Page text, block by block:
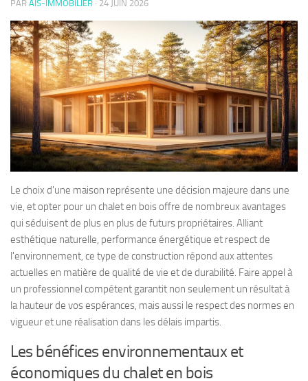
PAR AIS-IMMOBILIER · 24 JUIN 2026
Le choix d'une maison représente une décision majeure dans une
vie, et opter pour un chalet en bois offre de nombreux avantages
qui séduisent de plus en plus de futurs propriétaires. Alliant
esthétique naturelle, performance énergétique et respect de
l'environnement, ce type de construction répond aux attentes
actuelles en matière de qualité de vie et de durabilité. Faire appel à
un professionnel compétent garantit non seulement un résultat à
la hauteur de vos espérances, mais aussi le respect des normes en
vigueur et une réalisation dans les délais impartis.
Les bénéfices environnementaux et
économiques du chalet en bois